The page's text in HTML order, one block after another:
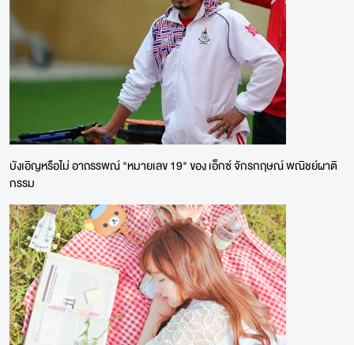
บังเอิญหรือไม่ อาถรรพณ์ "หมายเลข 19" ของ เอ็กซ์ จักรกฤษณ์ พณิชย์ผาติ
กรรม